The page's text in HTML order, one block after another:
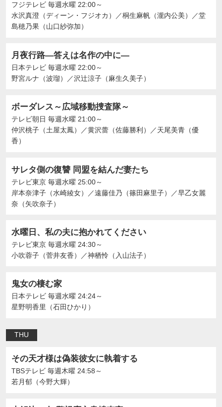
フジテレビ 毎週水曜 22:00～
水沢真澄（ディーン・フジオカ）
／桐生麻帆（瀧内公美） ／堂
島穂乃果（山口紗弥加）
月夜行路―答えは名作の中に―
日本テレビ 毎週水曜 22:00～
野宮ルナ（波瑠）
／沢辻涼子（麻生久美子）
ボーダレス～広域移動捜査隊～
テレビ朝日 毎週水曜 21:00～
仲沢桃子（土屋太鳳）
／黄沢蕾（佐藤勝利） ／天尾美青（優
香）
サレタ側の復讐 同盟を結んだ妻たち
テレビ東京 毎週水曜 25:00～
岸本奈津子（水崎綾女）
／遠藤佳乃（篠田麻里子） ／早乙女麗
奈（矢吹奈子）
水曜日、私の夫に抱かれてください
テレビ東京 毎週水曜 24:30～
⼩吹蓉⼦（菅井友香）
／神栖怜（入山法子）
鬼女の棲む家
日本テレビ 毎週水曜 24:24～
星野明香里（石田ひかり）
THU
その天才様は偽装彼女に執着する
TBSテレビ 毎週木曜 24:58～
若月郁（今野大輝）